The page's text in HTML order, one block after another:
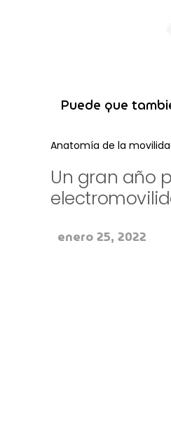
Puede que
Anatomía de la
Un gran año
enero 25, 2022